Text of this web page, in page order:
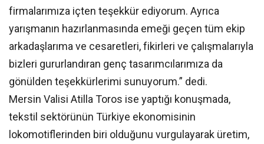
firmalarımıza içten teşekkür ediyorum. Ayrıca
yarışmanın hazırlanmasında emeği geçen tüm ekip
arkadaşlarıma ve cesaretleri, fikirleri ve çalışmalarıyla
bizleri gururlandıran genç tasarımcılarımıza da
gönülden teşekkürlerimi sunuyorum.” dedi.
Mersin Valisi Atilla Toros ise yaptığı konuşmada,
tekstil sektörünün Türkiye ekonomisinin
lokomotiflerinden biri olduğunu vurgulayarak üretim,